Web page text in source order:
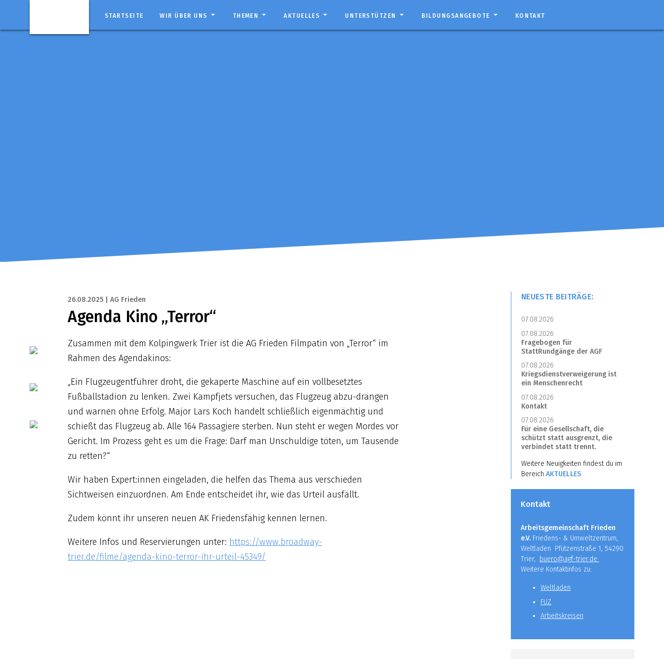
STARTSEITE WIR ÜBER UNS THEMEN AKTUELLES UNTERSTÜTZEN BILDUNGSANGEBOTE KONTAKT
26.08.2025 | AG Frieden
Agenda Kino „Terror“
Zusammen mit dem Kolpingwerk Trier ist die AG Frieden Filmpatin von „Terror“ im
Rahmen des Agendakinos:
„Ein Flugzeugentführer droht, die gekaperte Maschine auf ein vollbesetztes
Fußballstadion zu lenken. Zwei Kampfjets versuchen, das Flugzeug abzu-drängen
und warnen ohne Erfolg. Major Lars Koch handelt schließlich eigenmächtig und
schießt das Flugzeug ab. Alle 164 Passagiere sterben. Nun steht er wegen Mordes vor
Gericht. Im Prozess geht es um die Frage: Darf man Unschuldige töten, um Tausende
zu retten?“
Wir haben Expert:innen eingeladen, die helfen das Thema aus verschieden
Sichtweisen einzuordnen. Am Ende entscheidet ihr, wie das Urteil ausfällt.
Zudem könnt ihr unseren neuen AK Friedensfähig kennen lernen.
Weitere Infos und Reservierungen unter: https://www.broadway-
trier.de/filme/agenda-kino-terror-ihr-urteil-45349/
NEUESTE BEITRÄGE:
07.08.2026
07.08.2026
Fragebogen für
StattRundgänge der AGF
07.08.2026
Kriegsdienstverweigerung ist
ein Menschenrecht
07.08.2026
Kontakt
07.08.2026
Für eine Gesellschaft, die
schützt statt ausgrenzt, die
verbindet statt trennt.
Weitere Neuigkeiten findest du im
Bereich AKTUELLES
Kontakt
Arbeitsgemeinschaft Frieden
e.V. Friedens- & Umweltzentrum,
Weltladen Pfützenstraße 1, 54290
Trier,
buero@agf-trier.de
Weitere Kontaktinfos zu:
Weltladen
FUZ
Arbeitskreisen